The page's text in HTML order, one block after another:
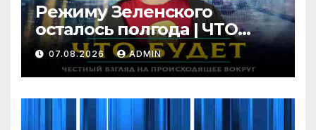
Режиму Зеленского
осталось полгода | ЧТО
БУДЕТ | 07.08.2026
07.08.2026 ADMIN